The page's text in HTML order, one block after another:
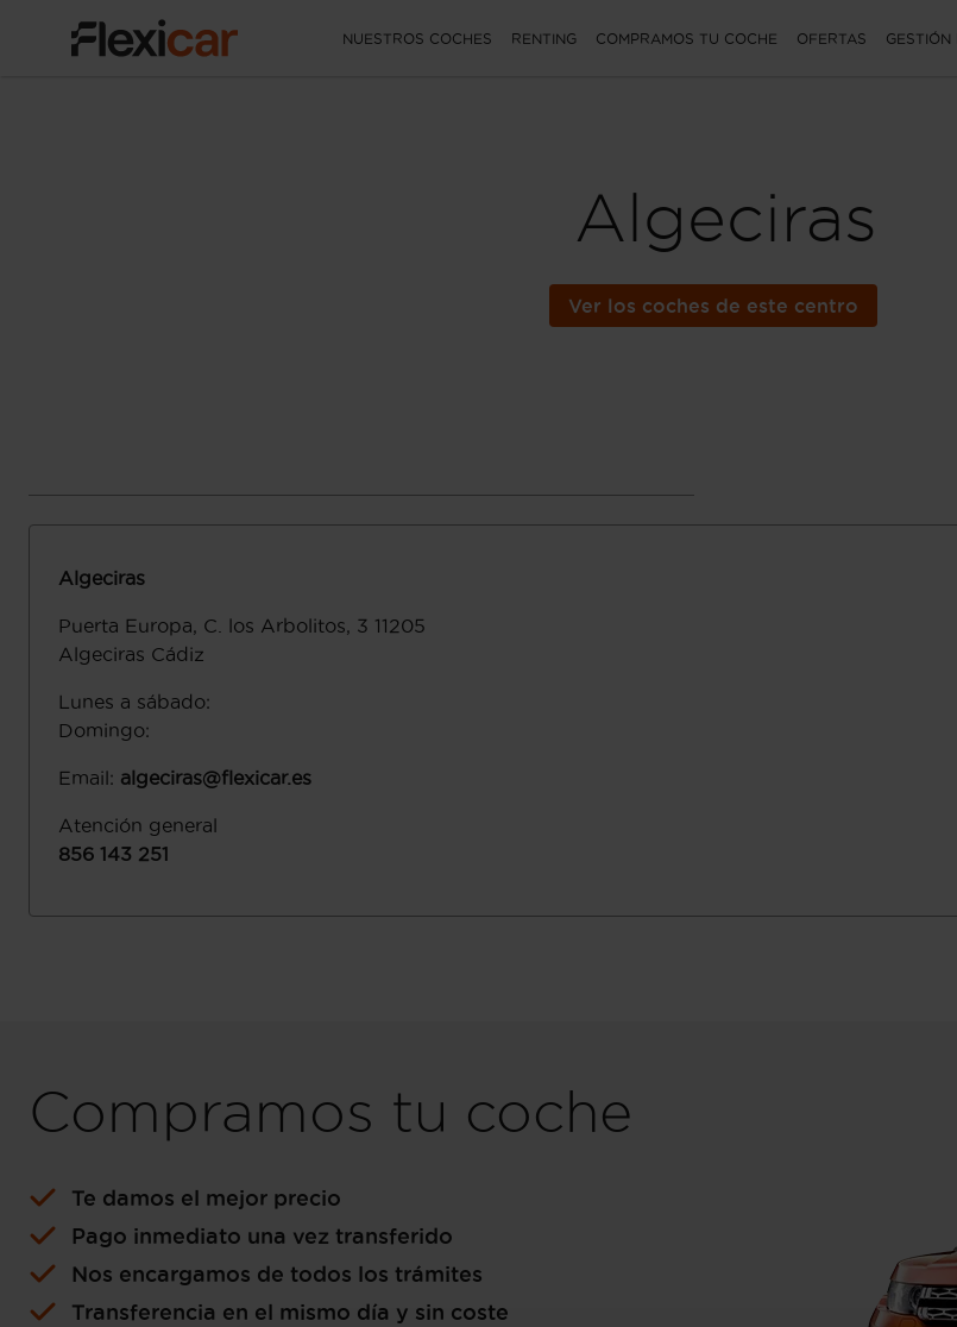
NUESTROS COCHES RENTING COMPRAMOS TU COCHE OFERTAS GESTIÓN
Algeciras
Ver los coches de este centro
Algeciras
Puerta Europa, C. los Arbolitos, 3 11205
Algeciras Cádiz
Lunes a sábado:
Domingo:
Email: algeciras@flexicar.es
Atención general
856 143 251
Compramos tu coche
Te damos el mejor precio
Pago inmediato una vez transferido
Nos encargamos de todos los trámites
Transferencia en el mismo día y sin coste